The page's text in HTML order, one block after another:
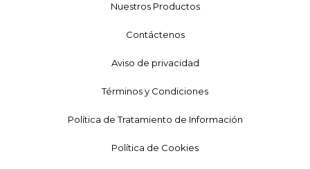
Nuestros Productos
Contáctenos
Aviso de privacidad
Términos y Condiciones
Política de Tratamiento de Información
Política de Cookies